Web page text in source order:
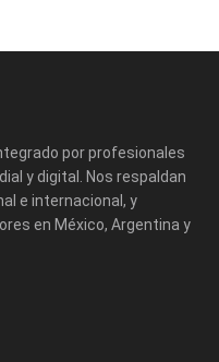
por profesionales
y digital. Nos respaldan
e internacional, y
en México, Argentina y